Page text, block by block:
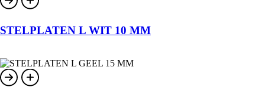
STELPLATEN L WIT 10 MM